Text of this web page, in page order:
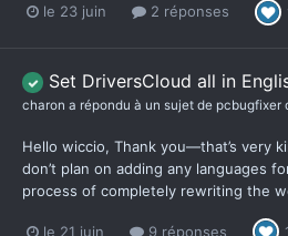
le 23 juin 2 réponses
Set DriversCloud all in
charon a répondu à un sujet de pcbugfixer
Hello wiccio, Thank you—that’s very
don’t plan on adding any languages
process of completely rewriting the
le 21 juin 9 réponses